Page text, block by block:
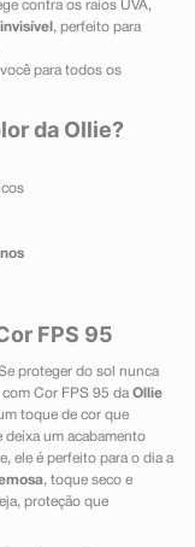
contra os raios UVA,
, perfeito para
para todos os
da Ollie?
FPS 95
proteger do sol nunca
Cor FPS 95 da Ollie
toque de cor que
deixa um acabamento
ele é perfeito para o dia a
, toque seco e
proteção que